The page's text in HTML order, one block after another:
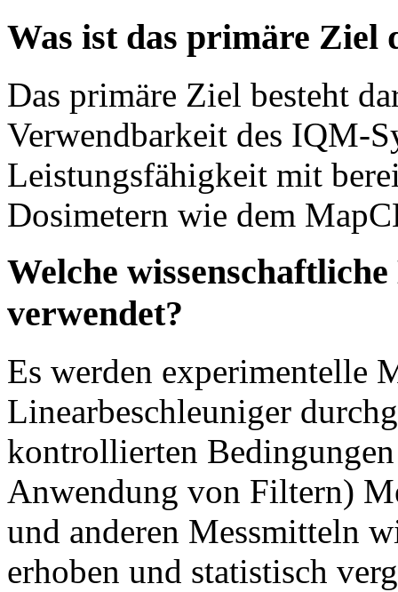
Was ist das primäre Ziel
Das primäre Ziel besteht
Verwendbarkeit des IQM-
Leistungsfähigkeit mit
Dosimetern wie dem
Welche
verwendet?
Es werden experimentelle
Linearbeschleuniger
kontrollierten
Anwendung von Filtern)
und anderen Messmitteln
erhoben und statistisch